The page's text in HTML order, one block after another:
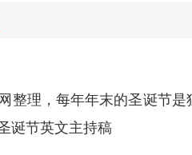
整理，每年年末的圣诞节
诞节英文主持稿